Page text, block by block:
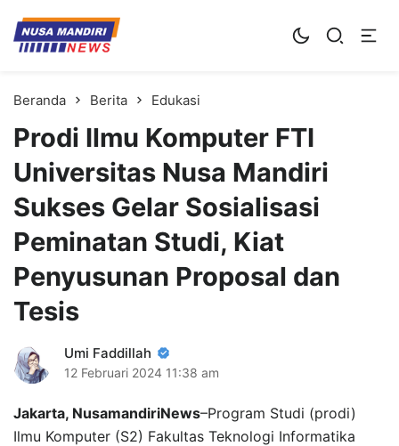
Kampus Digital Bisnis
Universitas Nusa Mandiri
Beranda Berita Edukasi
Prodi Ilmu Komputer FTI
Universitas Nusa Mandiri
Sukses Gelar Sosialisasi
Peminatan Studi, Kiat
Penyusunan Proposal dan
Tesis
Umi Faddillah
12 Februari 2024 11:38 am
Jakarta, NusamandiriNews–Program Studi (prodi)
Ilmu Komputer (S2) Fakultas Teknologi Informatika